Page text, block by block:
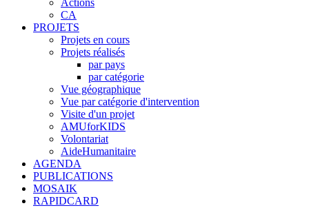
Actions
CA
PROJETS
Projets en cours
Projets réalisés
par pays
par catégorie
Vue géographique
Vue par catégorie d'intervention
Visite d'un projet
AMUforKIDS
Volontariat
AideHumanitaire
AGENDA
PUBLICATIONS
MOSAIK
RAPIDCARD